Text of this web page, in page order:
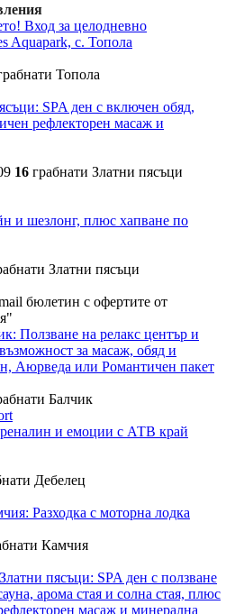
Вход за целодневно
Aquapark, с. Топола
Топола
SPA ден с включен обяд,
рефлекторен масаж и
16 грабнати Златни пясъци
и шезлонг, плюс хапване по
Златни пясъци
бюлетин с офертите от
Ползване на релакс център и
за масаж, обяд и
Аюрведа или Романтичен пакет
Балчик
и емоции с АТВ край
Дебелец
Разходка с моторна лодка
Камчия
пясъци: SPA ден с ползване
арома стая и солна стая, плюс
масаж и минерална